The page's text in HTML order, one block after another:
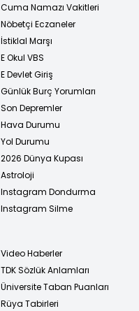
Cuma Namazı Vakitleri
Nöbetçi Eczaneler
İstiklal Marşı
E Okul VBS
E Devlet Giriş
Günlük Burç Yorumları
Son Depremler
Hava Durumu
Yol Durumu
2026 Dünya Kupası
Astroloji
Instagram Dondurma
Instagram Silme
Video Haberler
TDK Sözlük Anlamları
Üniversite Taban Puanları
Rüya Tabirleri